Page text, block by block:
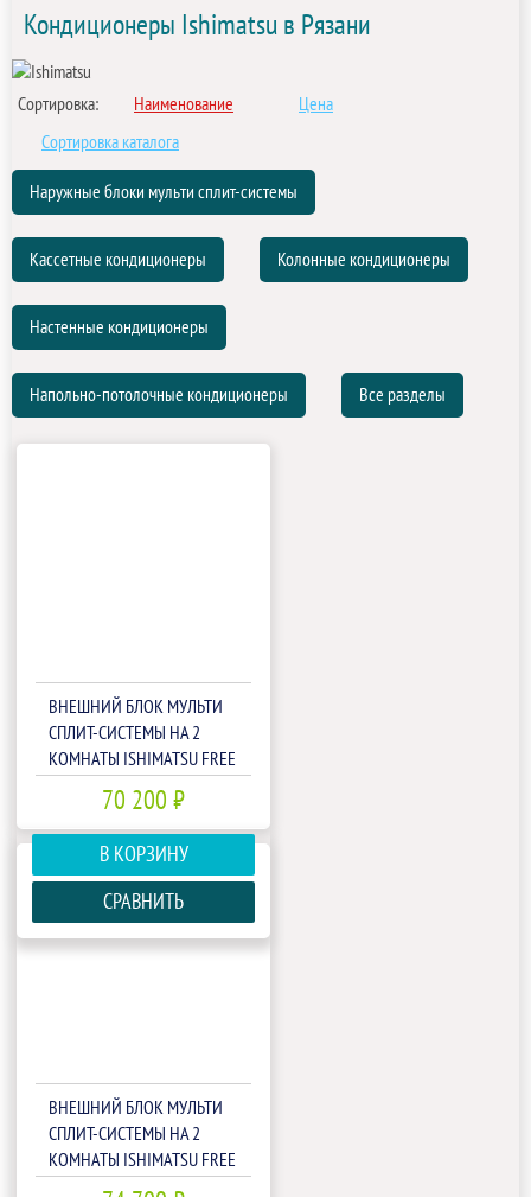
Кондиционеры Ishimatsu в Рязани
Сортировка: Наименование
Цена
Сортировка каталога
Наружные блоки мульти сплит-системы
Кассетные кондиционеры Колонные кондиционеры
Настенные кондиционеры
Напольно-потолочные кондиционеры Все разделы
ВНЕШНИЙ БЛОК МУЛЬТИ
СПЛИТ-СИСТЕМЫ НА 2
КОМНАТЫ ISHIMATSU FREE
MATCH AMSN-14/2
70 200 ₽
В КОРЗИНУ
СРАВНИТЬ
ВНЕШНИЙ БЛОК МУЛЬТИ
СПЛИТ-СИСТЕМЫ НА 2
КОМНАТЫ ISHIMATSU FREE
MATCH AMSN-18/2